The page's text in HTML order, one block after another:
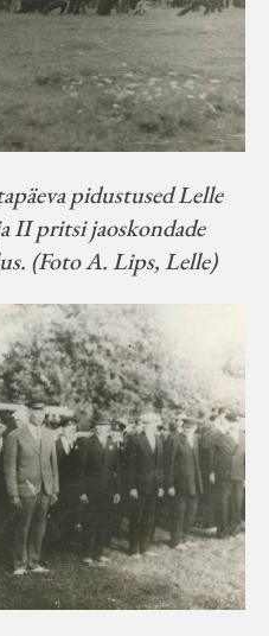
pidustused Lelle
II pritsi jaoskondade
(Foto A. Lips, Lelle)